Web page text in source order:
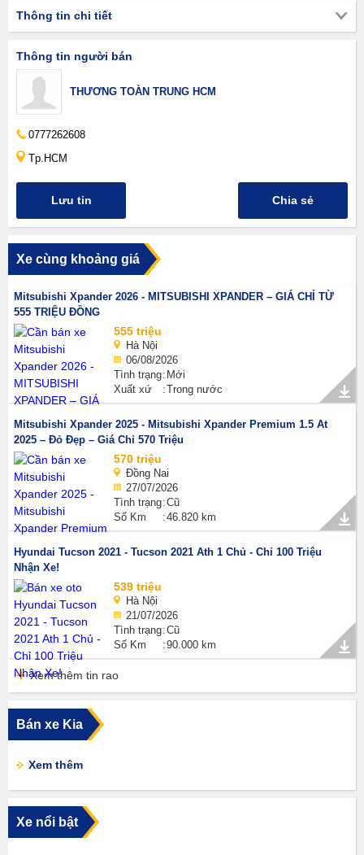
Thông tin chi tiết
Thông tin người bán
THƯƠNG TOÀN TRUNG HCM
0777262608
Tp.HCM
Lưu tin Chia sẻ
Xe cùng khoảng giá
Mitsubishi Xpander 2026 - MITSUBISHI XPANDER – GIÁ CHỈ TỪ
555 TRIỆU ĐỒNG
555 triệu
Hà Nội
06/08/2026
Tình trạng Mới
Xuất xứ
Trong nước
Mitsubishi Xpander 2025 - Mitsubishi Xpander Premium 1.5 At
2025 – Đỏ Đẹp – Giá Chỉ 570 Triệu
570 triệu
Đồng Nai
27/07/2026
Tình trạng Cũ
Số Km
46.820 km
Hyundai Tucson 2021 - Tucson 2021 Ath 1 Chủ - Chỉ 100 Triệu
Nhận Xe!
539 triệu
Hà Nội
21/07/2026
Tình trạng Cũ
Số Km
90.000 km
Xem thêm tin rao
Bán xe Kia
Xem thêm
Xe nổi bật